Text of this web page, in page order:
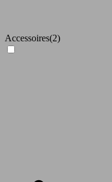
Accessoires(2)